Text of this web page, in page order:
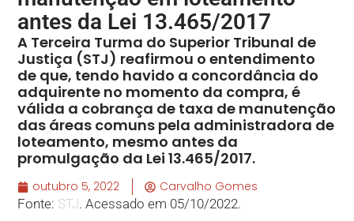
antes da Lei 13.465/2017
A Terceira Turma do Superior Tribunal de
Justiça (STJ) reafirmou o entendimento
de que, tendo havido a concordância do
adquirente no momento da compra, é
válida a cobrança de taxa de manutenção
das áreas comuns pela administradora de
loteamento, mesmo antes da
promulgação da Lei 13.465/2017.
outubro 5, 2022
Carvalho Gomes
Fonte: STJ. Acessado em 05/10/2022.